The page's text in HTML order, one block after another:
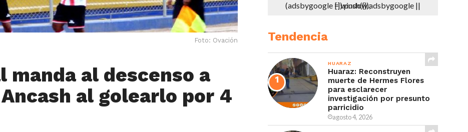
Foto: Ovación
manda al descenso a
al golearlo por 4
(adsbygoogle = window.adsbygoogle || []).push({});
Tendencia
HUARAZ
Huaraz: Reconstruyen
muerte de Hermes Flores
para esclarecer
investigación por presunto
parricidio
agosto 4, 2026